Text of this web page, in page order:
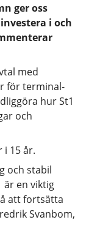
ger oss
i och
med
för terminal-
hur St1
och
i 15 år.
och stabil
är en viktig
att fortsätta
Svanbom,